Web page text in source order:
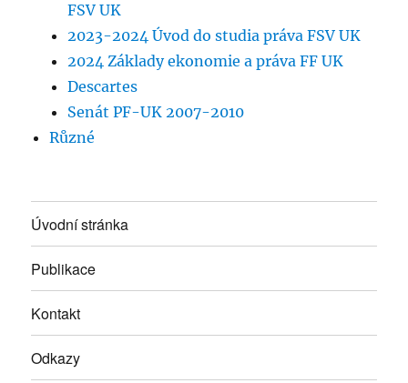
FSV UK
2023-2024 Úvod do studia práva FSV UK
2024 Základy ekonomie a práva FF UK
Descartes
Senát PF-UK 2007-2010
Různé
Úvodní stránka
Publikace
Kontakt
Odkazy